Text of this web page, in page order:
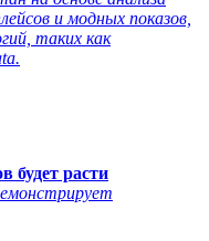
и модных показов,
таких как
будет расти